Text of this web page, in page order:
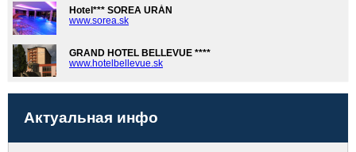
Hotel*** SOREA URÁN
www.sorea.sk
GRAND HOTEL BELLEVUE ****
www.hotelbellevue.sk
Актуальная инфо